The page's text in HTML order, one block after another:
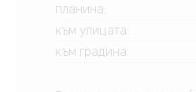
планина:
към улицата:
към градина: